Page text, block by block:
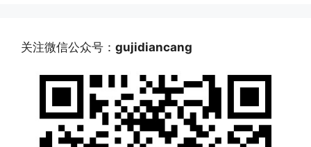
关注微信公众号： gujidiancang